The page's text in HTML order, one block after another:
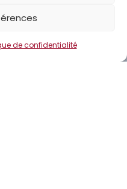
de confidentialité